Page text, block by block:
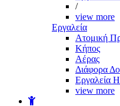
/
view more
Εργαλεία
Aτομική
Kήπος
Αέρας
Διάφορα
Εργαλεία
view more